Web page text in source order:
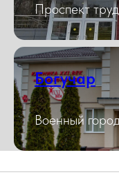
Проспект
Богучар
Военный